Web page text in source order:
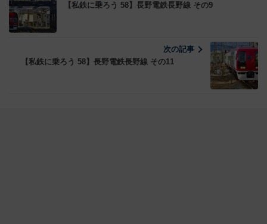
【私鉄に乗ろう 58】長野電鉄長野線 その9
次の記事
【私鉄に乗ろう 58】長野電鉄長野線 その11